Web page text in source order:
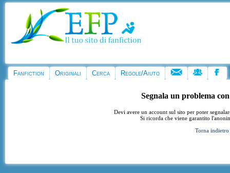
Fanfiction Originali Cerca Regole/Aiuto
Segnala un problema
Devi avere un account sul sito per poter
Si ricorda che viene garantito
Torna indietro